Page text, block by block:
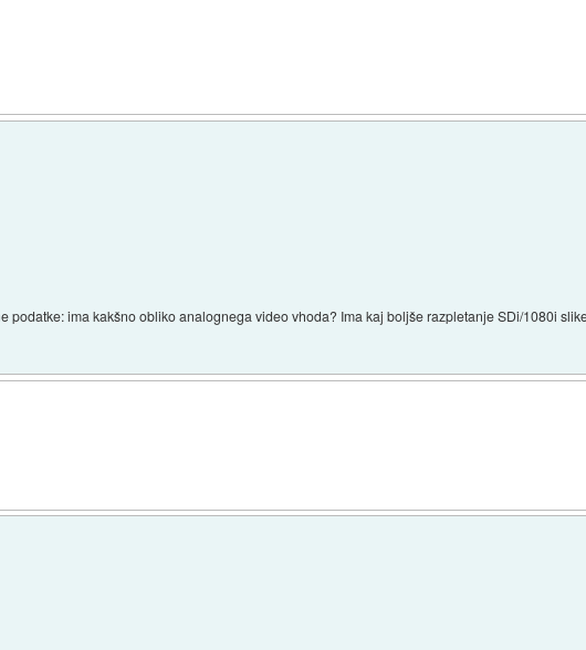
podatke: ima kakšno obliko analognega video vhoda? Ima kaj boljše razpletanje SDi/1080i